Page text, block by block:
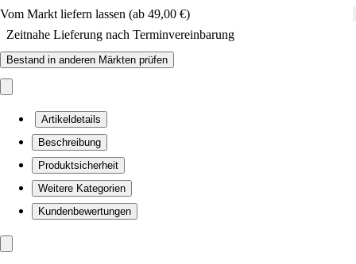
Vom Markt liefern lassen (ab 49,00 €)
Zeitnahe Lieferung nach Terminvereinbarung
Bestand in anderen Märkten prüfen
Artikeldetails
Beschreibung
Produktsicherheit
Weitere Kategorien
Kundenbewertungen